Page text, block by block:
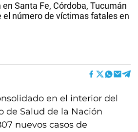
Santa Fe, Córdoba, Tucumán
el número de víctimas fatales en
en el interior del
de Salud de la Nación
nuevos casos de